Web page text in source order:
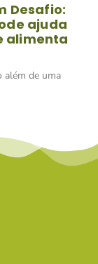
Desafio:
ajuda
alimenta
além de uma